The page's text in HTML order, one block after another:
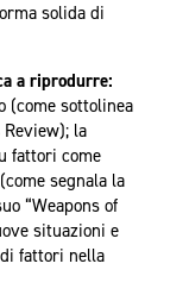
solida di
a riprodurre:
(come sottolinea
la
fattori come
segnala la
“Weapons of
situazioni e
fattori nella